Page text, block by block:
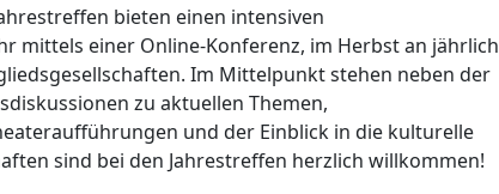
bieten einen intensiven
mittels einer Online-Konferenz, im Herbst an jährlich
Im Mittelpunkt stehen neben der
zu aktuellen Themen,
und der Einblick in die kulturelle
sind bei den Jahrestreffen herzlich willkommen!